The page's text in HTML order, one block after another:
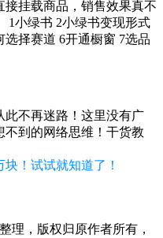
挂载商品，销售效果真不
1小绿书 2小绿书变现形式
择赛道 6开通橱窗 7选品
此不再迷路！这里没有广
到的网络思维！干货教
！试试就知道了！
理，版权归原作者所有，